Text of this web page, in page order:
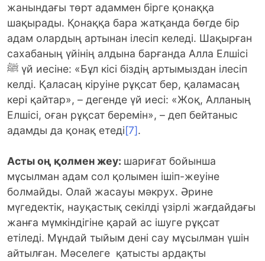
жанындағы төрт адаммен бірге қонаққа
шақырады. Қонаққа бара жатқанда бөгде бір
адам олардың артынан ілесіп келеді. Шақырған
сахабаның үйінің алдына барғанда Алла Елшісі
ﷺ үй иесіне: «Бұл кісі біздің артымыздан ілесіп
келді. Қаласаң кіруіне рұқсат бер, қаламасаң
кері қайтар», – дегенде үй иесі: «Жоқ, Алланың
Елшісі, оған рұқсат беремін», – деп бейтаныс
адамды да қонақ етеді[7].
Асты оң қолмен жеу: шариғат бойынша
мұсылман адам сол қолымен ішіп-жеуіне
болмайды. Олай жасауы мәкрух. Әрине
мүгедектік, науқастық секілді үзірлі жағдайдағы
жанға мүмкіндігіне қарай ас ішуге рұқсат
етіледі. Мұндай тыйым дені сау мұсылман үшін
айтылған. Мәселеге қатысты ардақты